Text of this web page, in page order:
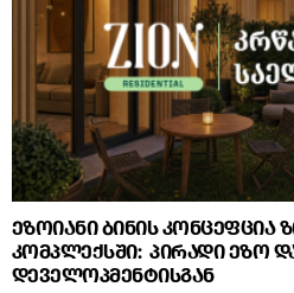
ეზოიანი ბინის კონცეფცია
კომპლექსში: პირადი ეზო
დეველოპმენტისგან